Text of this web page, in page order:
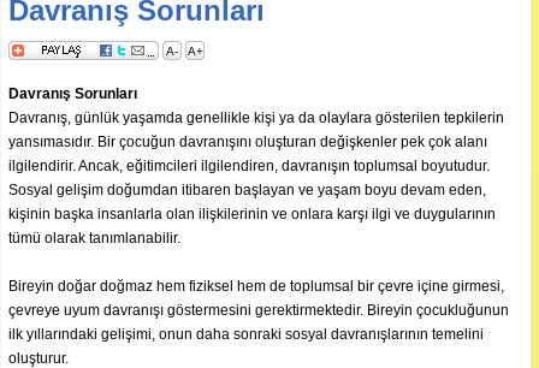
Davranış Sorunları
A- A+
Davranış Sorunları
Davranış, günlük yaşamda genellikle kişi ya da olaylara gösterilen tepkilerin
yansımasıdır. Bir çocuğun davranışını oluşturan değişkenler pek çok alanı
ilgilendirir. Ancak, eğitimcileri ilgilendiren, davranışın toplumsal boyutudur.
Sosyal gelişim doğumdan itibaren başlayan ve yaşam boyu devam eden,
kişinin başka insanlarla olan ilişkilerinin ve onlara karşı ilgi ve duygularının
tümü olarak tanımlanabilir.
Bireyin doğar doğmaz hem fiziksel hem de toplumsal bir çevre içine girmesi,
çevreye uyum davranışı göstermesini gerektirmektedir. Bireyin çocukluğunun
ilk yıllarındaki gelişimi, onun daha sonraki sosyal davranışlarının temelini
oluşturur.